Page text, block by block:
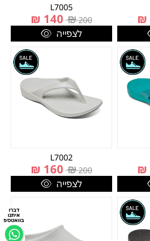
דברו
איתנו
בוואטספ
₪
L7005
200
₪
140
₪
לצפייה
₪
L7002
200
₪
160
₪
לצפייה